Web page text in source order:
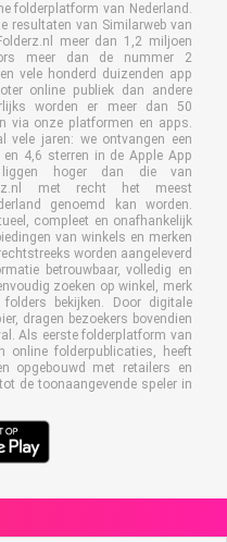
folderplatform van Nederland.
resultaten van Similarweb van
meer dan 1,2 miljoen
meer dan de nummer 2
vele honderd duizenden app
online publiek dan andere
worden er meer dan 50
via onze platformen en apps.
vele jaren: we ontvangen een
4,6 sterren in de Apple App
liggen hoger dan die van
met recht het meest
genoemd kan worden.
compleet en onafhankelijk
van winkels en merken
worden aangeleverd
betrouwbaar, volledig en
zoeken op winkel, merk
bekijken. Door digitale
dragen bezoekers bovendien
Als eerste folderplatform van
online folderpublicaties, heeft
opgebouwd met retailers en
de toonaangevende speler in